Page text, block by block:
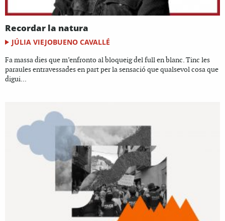
Recordar la natura
JÚLIA VIEJOBUENO CAVALLÉ
Fa massa dies que m’enfronto al bloqueig del full en blanc. Tinc les
paraules entravessades en part per la sensació que qualsevol cosa que
digui...